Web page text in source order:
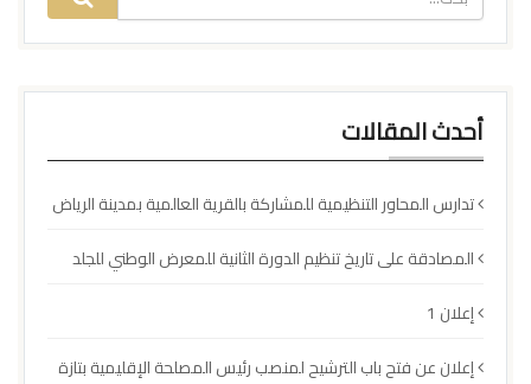
أحدث المقالات
تدارس المحاور التنظيمية للمشاركة بالقرية العالمية بمدينة الرياض
المصادقة على تاريخ تنظيم الدورة الثانية للمعرض الوطني للجلد
إعلان 1
إعلان عن فتح باب الترشيح لمنصب رئيس المصلحة الإقليمية بتازة